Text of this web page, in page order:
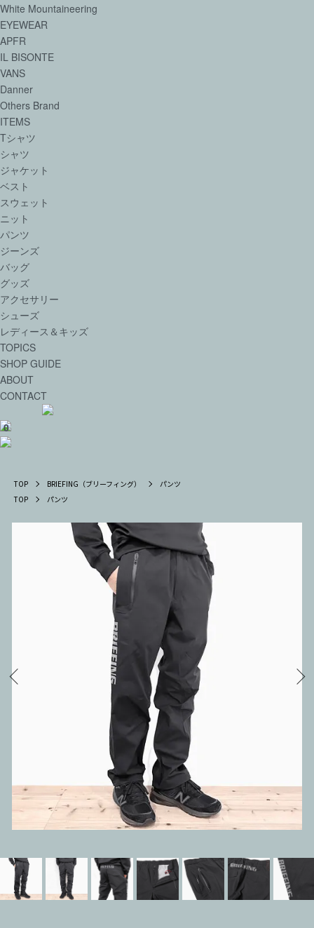
White Mountaineering
EYEWEAR
APFR
IL BISONTE
VANS
Danner
Others Brand
ITEMS
Tシャツ
シャツ
ジャケット
ベスト
スウェット
ニット
パンツ
ジーンズ
バッグ
グッズ
アクセサリー
シューズ
レディース＆キッズ
TOPICS
SHOP GUIDE
ABOUT
CONTACT
0
TOP BRIEFING（ブリーフィング）
パンツ
TOP
パンツ